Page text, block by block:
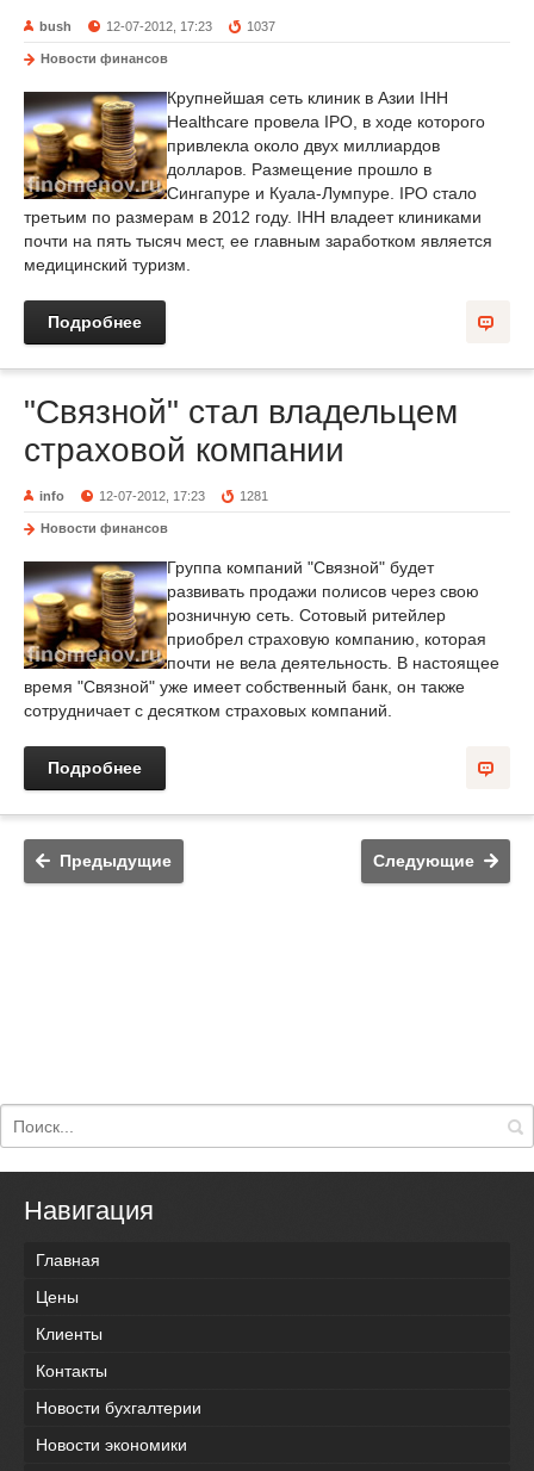
bush 12-07-2012, 17:23 1037
Новости финансов
Крупнейшая сеть клиник в Азии IHH
Healthcare провела IPO, в ходе которого
привлекла около двух миллиардов
долларов. Размещение прошло в
Сингапуре и Куала-Лумпуре. IPO стало
третьим по размерам в 2012 году. IHH владеет клиниками
почти на пять тысяч мест, ее главным заработком является
медицинский туризм.
Подробнее
"Связной" стал владельцем
страховой компании
info 12-07-2012, 17:23 1281
Новости финансов
Группа компаний "Связной" будет
развивать продажи полисов через свою
розничную сеть. Сотовый ритейлер
приобрел страховую компанию, которая
почти не вела деятельность. В настоящее
время "Связной" уже имеет собственный банк, он также
сотрудничает с десятком страховых компаний.
Подробнее
Предыдущие Следующие
Навигация
Главная
Цены
Клиенты
Контакты
Новости бухгалтерии
Новости экономики